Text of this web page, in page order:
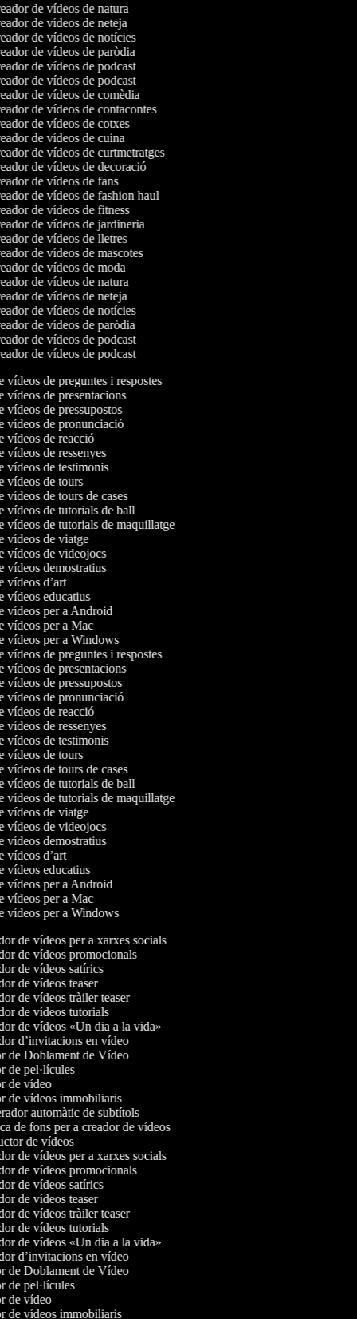
de vídeos de natura
de vídeos de neteja
de vídeos de notícies
de vídeos de paròdia
de vídeos de podcast
de vídeos de podcast
de vídeos de comèdia
de vídeos de contacontes
de vídeos de cotxes
de vídeos de cuina
de vídeos de curtmetratges
de vídeos de decoració
de vídeos de fans
de vídeos de fashion haul
de vídeos de fitness
de vídeos de jardineria
de vídeos de lletres
de vídeos de mascotes
de vídeos de moda
de vídeos de natura
de vídeos de neteja
de vídeos de notícies
de vídeos de paròdia
de vídeos de podcast
de vídeos de podcast
vídeos de preguntes i respostes
vídeos de presentacions
vídeos de pressupostos
vídeos de pronunciació
vídeos de reacció
vídeos de ressenyes
vídeos de testimonis
vídeos de tours
vídeos de tours de cases
vídeos de tutorials de ball
vídeos de tutorials de maquillatge
vídeos de viatge
vídeos de videojocs
vídeos demostratius
vídeos d’art
vídeos educatius
vídeos per a Android
vídeos per a Mac
vídeos per a Windows
vídeos de preguntes i respostes
vídeos de presentacions
vídeos de pressupostos
vídeos de pronunciació
vídeos de reacció
vídeos de ressenyes
vídeos de testimonis
vídeos de tours
vídeos de tours de cases
vídeos de tutorials de ball
vídeos de tutorials de maquillatge
vídeos de viatge
vídeos de videojocs
vídeos demostratius
vídeos d’art
vídeos educatius
vídeos per a Android
vídeos per a Mac
vídeos per a Windows
de vídeos per a xarxes socials
de vídeos promocionals
de vídeos satírics
de vídeos teaser
de vídeos tràiler teaser
de vídeos tutorials
de vídeos «Un dia a la vida»
d’invitacions en vídeo
de Doblament de Vídeo
pel·lícules
de vídeo
de vídeos immobiliaris
automàtic de subtítols
de fons per a creador de vídeos
de vídeos
de vídeos per a xarxes socials
de vídeos promocionals
de vídeos satírics
de vídeos teaser
de vídeos tràiler teaser
de vídeos tutorials
de vídeos «Un dia a la vida»
d’invitacions en vídeo
de Doblament de Vídeo
pel·lícules
de vídeo
de vídeos immobiliaris